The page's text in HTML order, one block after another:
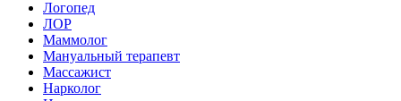
Логопед
ЛОР
Маммолог
Мануальный терапевт
Массажист
Нарколог